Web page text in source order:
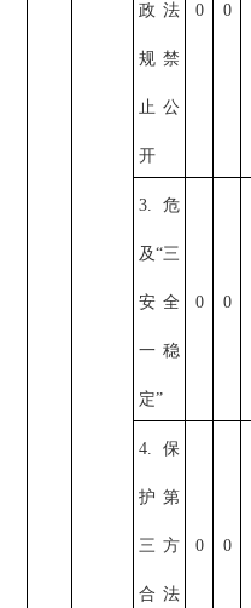
政法
规禁
止公
开
0 0
3.危
及“三
安全
一稳
定”
0 0
4.保
护第
三方
合法
0 0